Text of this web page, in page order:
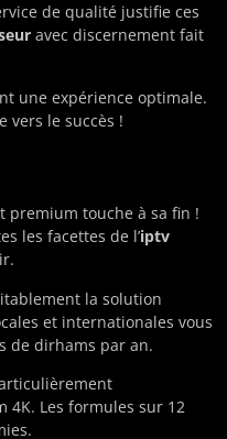
de qualité justifie ces
avec discernement fait
une expérience optimale.
vers le succès !
premium touche à sa fin !
les facettes de l’iptv
la solution
et internationales vous
de dirhams par an.
4K. Les formules sur 12